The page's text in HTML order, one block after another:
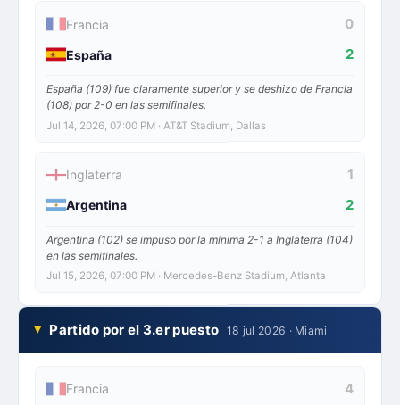
Francia 0
España 2
España (109) fue claramente superior y se deshizo de Francia
(108) por 2-0 en las semifinales.
Jul 14, 2026, 07:00 PM · AT&T Stadium, Dallas
Inglaterra 1
Argentina 2
Argentina (102) se impuso por la mínima 2-1 a Inglaterra (104)
en las semifinales.
Jul 15, 2026, 07:00 PM · Mercedes-Benz Stadium, Atlanta
Partido por el 3.er puesto 18 jul 2026 · Miami
Francia 4